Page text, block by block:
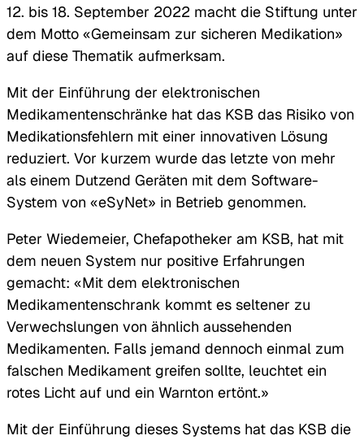
12. bis 18. September 2022 macht die Stiftung unter
dem Motto «Gemeinsam zur sicheren Medikation»
auf diese Thematik aufmerksam.
Mit der Einführung der elektronischen
Medikamentenschränke hat das KSB das Risiko von
Medikationsfehlern mit einer innovativen Lösung
reduziert. Vor kurzem wurde das letzte von mehr
als einem Dutzend Geräten mit dem Software-
System von «eSyNet» in Betrieb genommen.
Peter Wiedemeier, Chefapotheker am KSB, hat mit
dem neuen System nur positive Erfahrungen
gemacht: «Mit dem elektronischen
Medikamentenschrank kommt es seltener zu
Verwechslungen von ähnlich aussehenden
Medikamenten. Falls jemand dennoch einmal zum
falschen Medikament greifen sollte, leuchtet ein
rotes Licht auf und ein Warnton ertönt.»
Mit der Einführung dieses Systems hat das KSB die